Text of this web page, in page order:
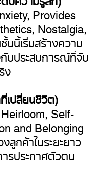
Provides
Nostalgia,
นี้เริ่มสร้างความ
บประสบการณ์ที่จับ
ง
เปลี่ยนชีวิต)
Self-
and Belonging
กค้าในระยะยาว
รประกาศตัวตน